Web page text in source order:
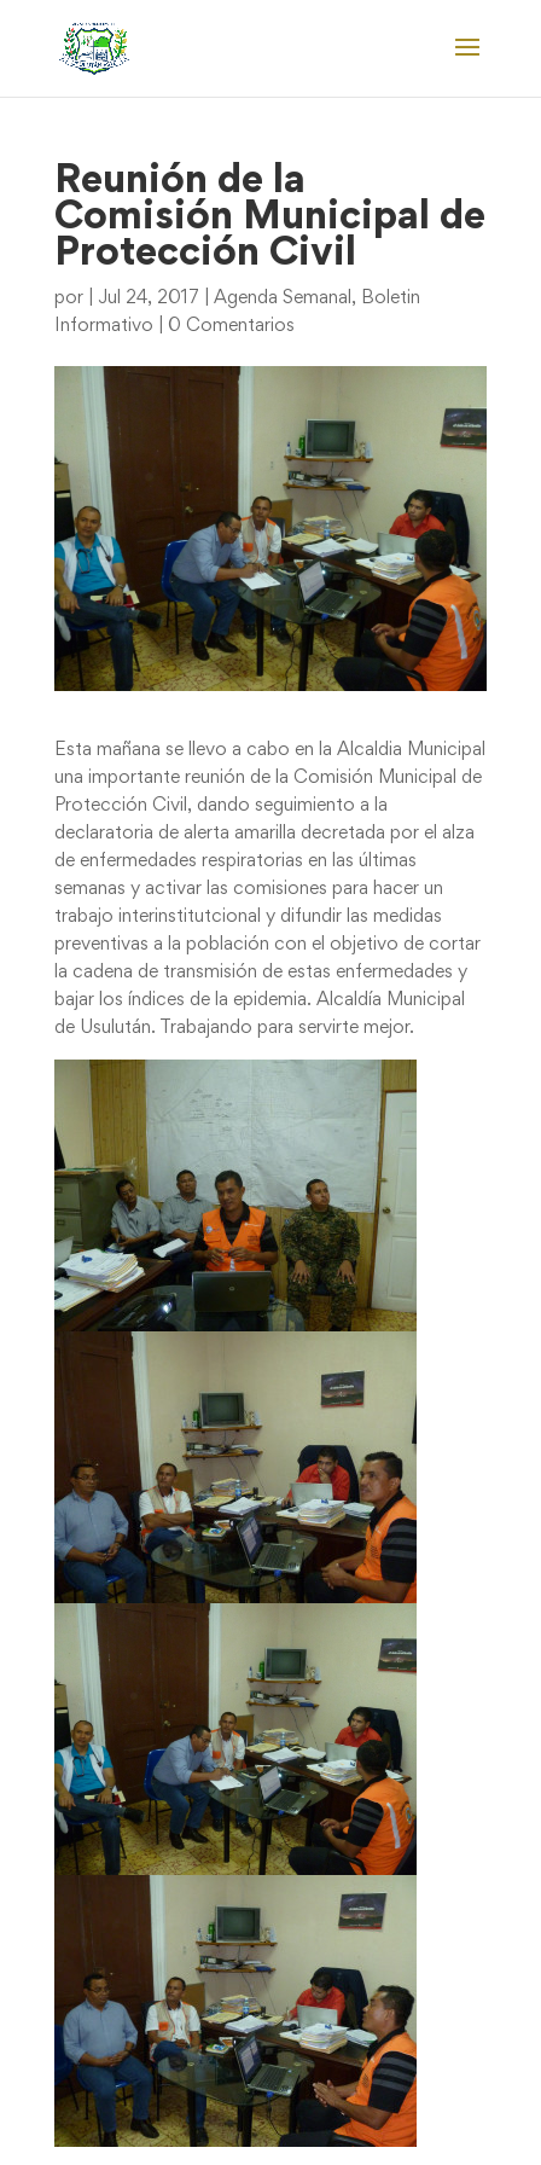
Reunión de la
Comisión Municipal de
Protección Civil
por Jul 24, 2017 Agenda Semanal , Boletin
Informativo
0 Comentarios
Esta mañana se llevo a cabo en la Alcaldia Municipal
una importante reunión de la Comisión Municipal de
Protección Civil, dando seguimiento a la
declaratoria de alerta amarilla decretada por el alza
de enfermedades respiratorias en las últimas
semanas y activar las comisiones para hacer un
trabajo interinstitutcional y difundir las medidas
preventivas a la población con el objetivo de cortar
la cadena de transmisión de estas enfermedades y
bajar los índices de la epidemia. Alcaldía Municipal
de Usulután. Trabajando para servirte mejor.